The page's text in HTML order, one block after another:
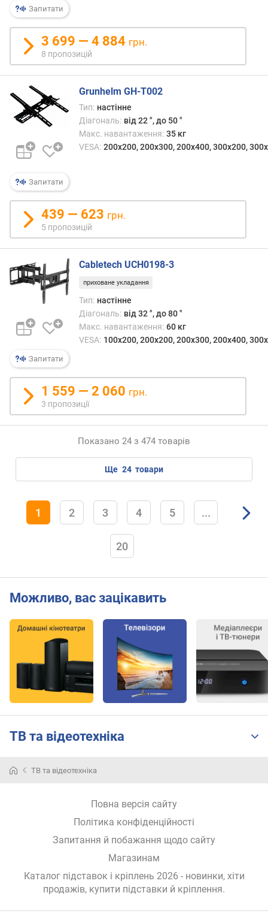
и
(
м
м
)
а
к
с
м
а
ь
н
в
т
а
в
і
с
т
н
)
м
і
а
і
д
д
м
с
Запитати
3 699 — 4 884 грн.
8 пропозицій
Запитати
Grunhelm GH-T002
Тип: настінне
Діагональ: від 22 ", до 50 "
Макс. навантаження: 35 кг
VESA: 200x200, 200х300, 200x400, 300x200,
439 — 623 грн.
5 пропозицій
Запитати
Cabletech UCH0198-3
приховане укладання
Тип: настінне
Діагональ: від 32 ", до 80 "
Макс. навантаження: 60 кг
VESA: 100x200, 200x200, 200х300, 200x400,
1 559 — 2 060 грн.
3 пропозиції
Показано 24 з 474 товарів
ще 24 товари
1 2 3 4 5 ...
20
Можливо, вас зацікавить
ТВ та відеотехніка
ТВ та відеотехніка
Повна версія сайту
Політика конфіденційності
Запитання й побажання щодо сайту
Магазинам
Каталог підставок і кріплень 2026 - новинки, хіти
продажів, купити підставки й кріплення.